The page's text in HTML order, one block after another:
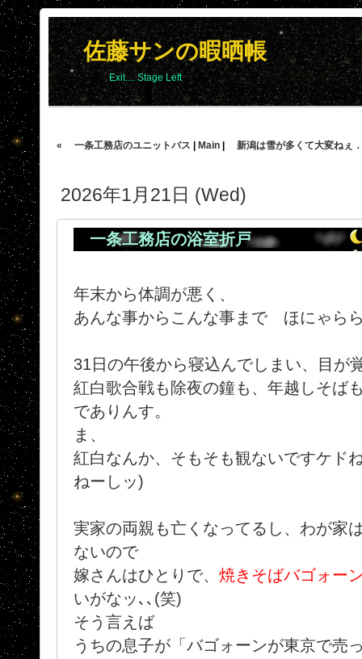
佐藤サンの暇晒帳
Exit.... Stage Left
« 一条工務店のユニットバス Main 新潟は雪が多くて大変ねぇ
2026年1月21日 (Wed)
一条工務店の浴室折戸
年末から体調が悪く、
あんな事からこんな事まで ほにゃら
31日の午後から寝込んでしまい、目が
紅白歌合戦も除夜の鐘も、年越しそば
でありんす。
ま、
紅白なんか、そもそも観ないですケド
ねーしッ)
実家の両親も亡くなってるし、わが家
ないので
嫁さんはひとりで、 焼きそばバゴォー
いがなッ､､(笑)
そう言えば
うちの息子が「バゴォーンが東京で売